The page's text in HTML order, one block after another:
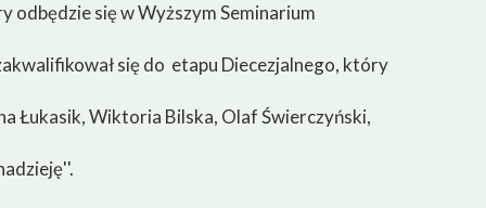
odbędzie się w Wyższym Seminarium
się do etapu Diecezjalnego, który
Łukasik, Wiktoria Bilska, Olaf Świerczyński,